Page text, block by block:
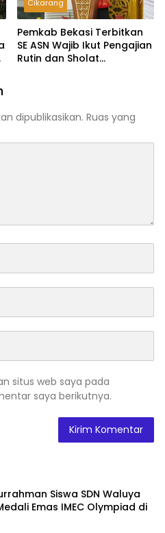
Cikarang
Pemkab Bekasi Terbitkan
SE ASN Wajib Ikut Pengajian
Rutin dan Sholat
dipublikasikan. Ruas yang
situs web saya pada
saya berikutnya.
Siswa SDN Waluya
Emas IMEC Olympiad di